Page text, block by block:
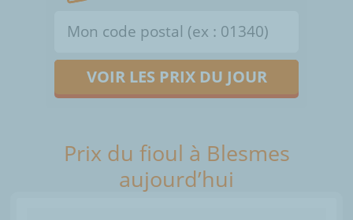
VOIR LES PRIX DU JOUR
Prix du fioul à Blesmes
aujourd’hui